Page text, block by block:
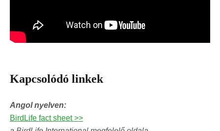
Kapcsolódó linkek
Angol nyelven:
BirdLife fact sheet >>